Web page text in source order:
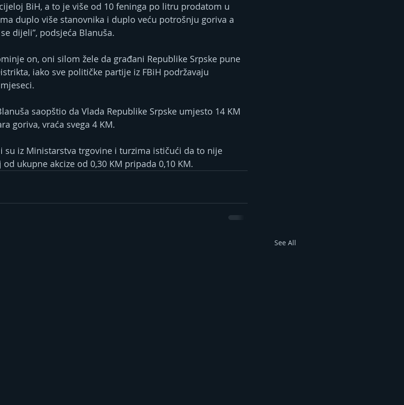
BiH, a to je više od 10 feninga po litru prodatom u
duplo više stanovnika i duplo veću potrošnju goriva a
dijeli”, podsjeća Blanuša.
on, oni silom žele da građani Republike Srpske pune
iako sve političke partije iz FBiH podržavaju
saopštio da Vlada Republike Srpske umjesto 14 KM
goriva, vraća svega 4 KM.
su iz Ministarstva trgovine i turzima ističući da to nije
ukupne akcize od 0,30 KM pripada 0,10 KM.
See All